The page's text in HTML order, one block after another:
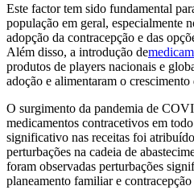
Este factor tem sido fundamental
população em geral, especialmente
adopção da contracepção e das
Além disso, a introdução de
produtos de players nacionais e
adoção e alimentaram o crescimento
O surgimento da pandemia de
medicamentos contracetivos em
significativo nas receitas foi
perturbações na cadeia de
foram observadas perturbações
planeamento familiar e